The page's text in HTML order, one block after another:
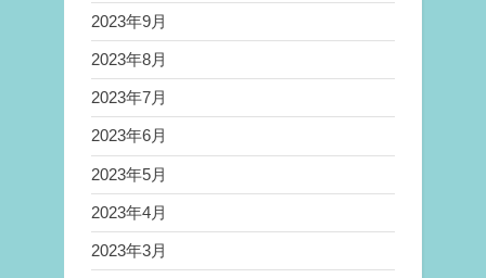
2023年9月
2023年8月
2023年7月
2023年6月
2023年5月
2023年4月
2023年3月